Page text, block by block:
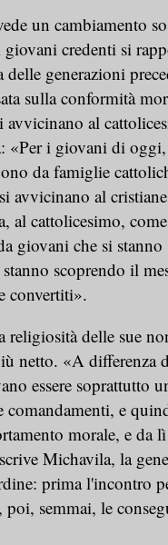
un cambiamento
credenti si
delle generazioni
sulla conformità
al
«Per i giovani di
da famiglie
avvicinano al
al cattolicesimo,
giovani che si stanno
scoprendo il
convertiti».
religiosità delle sue
netto. «A differenza
essere soprattutto
e
morale, e da
Michavila, la
prima l'incontro
semmai, le